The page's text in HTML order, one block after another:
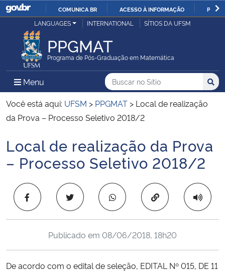
IR
COMUNICA BR ACESSO À INFORMAÇÃO
Ministério da Justiça e Segurança Pública
Ministério da Defesa
Ministério das Relações Exteriores
Ministério da Infraestrutura
Ministério da Educação
Ministério da Cidadania
LANGUAGES INTERNATIONAL SÍTIOS DA UFSM
PPGMAT
Programa de Pós-Graduação em Matemática
Menu Menu Principal do Sítio
Busca
Buscar no no Sítio
Busca:
Você está aqui: UFSM > PPGMAT > Local de realização
da Prova – Processo Seletivo 2018/2
Início do conteúdo
Local de realização da Prova
– Processo Seletivo 2018/2
Copiar para área
Publicado em 08/06/2018, 18h20
De acordo com o edital de seleção, EDITAL Nº 015, DE 11